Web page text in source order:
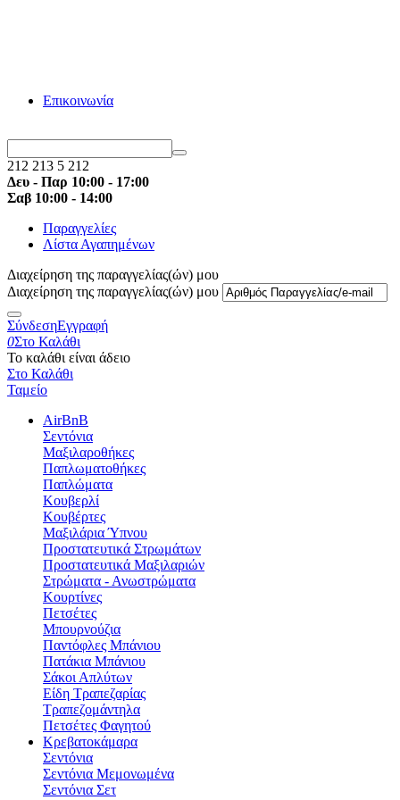
Επικοινωνία
212 213 5 212
Δευ - Παρ 10:00 - 17:00
Σαβ 10:00 - 14:00
Παραγγελίες
Λίστα Αγαπημένων
Διαχείρηση της παραγγελίας(ών) μου
Διαχείρηση της παραγγελίας(ών) μου
ΣύνδεσηΕγγραφή
0Στο Καλάθι
Το καλάθι είναι άδειο
Στο Καλάθι
Ταμείο
AirBnB
Σεντόνια
Μαξιλαροθήκες
Παπλωματοθήκες
Παπλώματα
Κουβερλί
Κουβέρτες
Μαξιλάρια Ύπνου
Προστατευτικά Στρωμάτων
Προστατευτικά Μαξιλαριών
Στρώματα - Ανωστρώματα
Κουρτίνες
Πετσέτες
Μπουρνούζια
Παντόφλες Μπάνιου
Πατάκια Μπάνιου
Σάκοι Απλύτων
Είδη Τραπεζαρίας
Τραπεζομάντηλα
Πετσέτες Φαγητού
Κρεβατοκάμαρα
Σεντόνια
Σεντόνια Μεμονωμένα
Σεντόνια Σετ